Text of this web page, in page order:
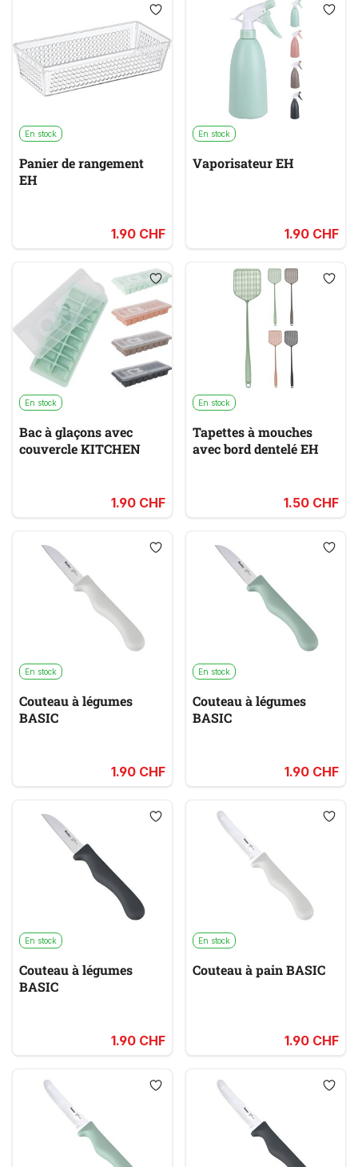
En stock
Panier de rangement
EH
1.90 CHF
En stock
Vaporisateur EH
1.90 CHF
En stock
Bac à glaçons avec
couvercle KITCHEN
1.90 CHF
En stock
Tapettes à mouches
avec bord dentelé EH
1.50 CHF
En stock
Couteau à légumes
BASIC
1.90 CHF
En stock
Couteau à légumes
BASIC
1.90 CHF
En stock
Couteau à légumes
BASIC
1.90 CHF
En stock
Couteau à pain BASIC
1.90 CHF